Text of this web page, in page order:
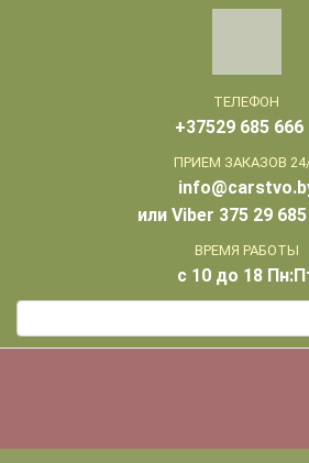
ТЕЛЕФОН
+37529 685 666
ПРИЕМ ЗАКАЗОВ
или Viber 375 29
ВРЕМЯ РАБОТЫ
с 10 до 18